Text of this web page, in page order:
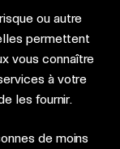
ou autre
permettent
vous connaître
à votre
les fournir.
de moins